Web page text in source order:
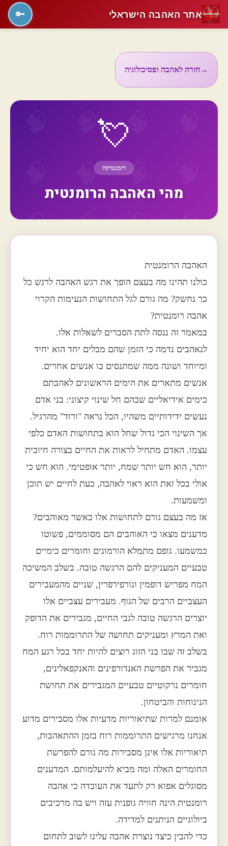
→חזרה לאהבה ופסיכולוגיה
💘
רומנטיקה
מהי האהבה הרומנטית
האהבה הרומנטית
כולנו תהינו מה בעצם הופך את רגש האהבה לרגש כל
כך נחשק? מה גורם לגל התחושות הנעימות הקרוי
אהבה רומנטית?
במאמר זה ננסה לתת הסברים לשאלות אלו.
לנאהבים נדמה כי הזמן שהם מבלים יחד הוא יחיד
ומיוחד ושונה ממה שמתנסים בו אנשים אחרים.
אנשים מתארים את הימים הראשונים לאהבתם
כימים אידיאליים שבהם חל שינוי קיצוני: בני אדם
נעשים ידידותיים משהיו, הכל נראה "ורוד" מהרגיל.
אך השינוי הכי גדול שחל הוא בתחושות האדם כלפי
עצמו. האדם מתחיל לראות את החיים בצורה חיובית
יותר, הוא חש יותר שמח, יותר אופטימי. הוא חש כי
אולי בכל זאת הוא ראוי לאהבה, כעת לחיים יש תוכן
ומשמעות.
אז מה בעצם גורם לתחושות אלו כאשר מאוהבים?
מדענים מצאו כי האוהבים הם מסוממים, פשוטו
כמשמעו. גופם מתמלא הורמונים וחומרים כימיים
טבעיים המעניקים להם הרגשה טובה. בשלב המשיכה
המח מפריש דופמין ונורפירפרין, שניים מהמעבירים
העצביים הרבים של הגוף. מעבירים עצביים אלו
יוצרים הרגשה טובה לגבי החיים, מגבירים את הדופק
ואת המרץ ומעניקים תחושה של התרוממות רוח.
בשלב זה שבו בני הזוג רוצים להיות יחד בכל רגע המח
מגביר את הפרשת האנדורפינים והאנקפאלינים,
חומרים נרקוטיים טבעיים המגבירים את תחושת
הנינוחות והביטחון.
אומנם למרות שתיאוריות מדעיות אלו מסבירים מדוע
אנחנו מרגישים התרוממות רוח בזמן ההתאהבות,
תיאוריות אלו אינן מסבירות מה גורם להפרשת
החומרים האלה ומה מביא להיעלמותם. המדענים
מסוגלים אפוא רק לתעד את העובדה כי אהבה
רומנטית הינה חוויה גופנית עזה ויש בה מרכיבים
ביולוגיים הניתנים למדידה.
כדי להבין כיצד נוצרת אהבה עלינו לשוב לתחום
אתר האהבה הישראלי 🔑